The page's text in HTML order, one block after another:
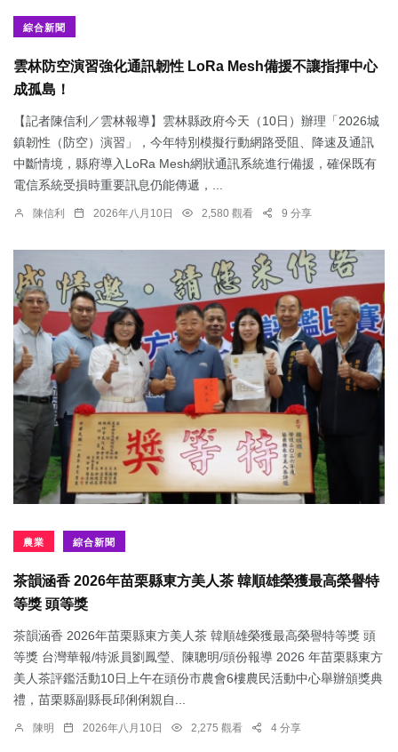
綜合新聞
雲林防空演習強化通訊韌性 LoRa Mesh備援不讓指揮中心
成孤島！
【記者陳信利／雲林報導】雲林縣政府今天（10日）辦理「2026城
鎮韌性（防空）演習」，今年特別模擬行動網路受阻、降速及通訊
中斷情境，縣府導入LoRa Mesh網狀通訊系統進行備援，確保既有
電信系統受損時重要訊息仍能傳遞，...
陳信利 2026年八月10日 2,580 觀看 9 分享
農業 綜合新聞
茶韻涵香 2026年苗栗縣東方美人茶 韓順雄榮獲最高榮譽特
等獎 頭等獎
茶韻涵香 2026年苗栗縣東方美人茶 韓順雄榮獲最高榮譽特等獎 頭
等獎 台灣華報/特派員劉鳳瑩、陳聰明/頭份報導 2026 年苗栗縣東方
美人茶評鑑活動10日上午在頭份市農會6樓農民活動中心舉辦頒獎典
禮，苗栗縣副縣長邱俐俐親自...
陳明 2026年八月10日 2,275 觀看 4 分享